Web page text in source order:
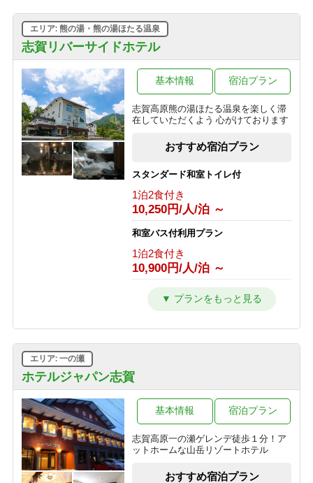
1泊2食付き
16,200円/人/泊 ～
【早割30】30日前の予約で、通常価格
より500円OFF♪＜お日にち限定＞
1泊2食付き
16,700円/人/泊 ～
＼＼一人旅に★／／贅沢♪10畳和室を
1泊2食付き
20,900円/人/泊 ～
「訳あり」プラン◆お試し～萌葱
moegi～より1000円OFF！
1泊2食付き
14,000円/人/泊 ～
選べる！地酒三種飲みくらべ【利き酒
朝食のみ
12,800円/人/泊 ～
≪素泊りプラン≫23時までチェックイ
素泊まり
【素泊】深夜到着OK！寒い冬は志賀
高原唯一の人工温泉で温まる・リーズ
素泊まり
8,850円/人/泊 ～
【基本プラン】 志賀高原のグリーンシ
ーズンを満喫♪1番人気！旬を味わうプ
11,000円/人/泊 ～
【夕食付】 朝寝坊OK♪おいしい夕食
付・夏の志賀高原で朝はゆったりのん
びりプラン
夕食のみ
9,900円/人/泊 ～
【朝食付】 夏を満喫！のんびり到着24
時までOK♪和朝食で元気に出発！
8,800円/人/泊 ～
人工温泉
7,700円/人/泊 ～
「志賀高原100トレイル」特別プラン
素泊まり
8,500円/人/泊 ～
志賀リバーサイドホテル
エリア: 熊の湯・熊の湯ほたる温泉
志賀高原熊の湯ほたる温泉を楽しく滞
在していただくよう 心がけております
基本情報 宿泊プラン
おすすめ宿泊プラン
スタンダード和室トイレ付
1泊2食付き
10,250円/人/泊 ～
和室バス付利用プラン
1泊2食付き
10,900円/人/泊 ～
4F角部屋利用 【特別室】
13,700円/人/泊 ～
1泊2食付き
21,000円/人/泊 ～
限定213号室滞在 【特別室】
20,000円/人/泊 ～
ホテルジャパン志賀
エリア: 一の瀬
志賀高原一の瀬ゲレンデ徒歩１分！ア
ットホームな山岳リゾートホテル
基本情報 宿泊プラン
おすすめ宿泊プラン